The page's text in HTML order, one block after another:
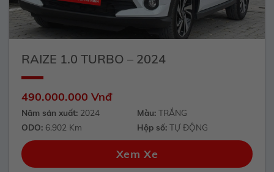
RAIZE 1.0 TURBO – 2024
490.000.000 Vnđ
Năm sản xuất:2024 Màu: TRẮNG
ODO:6.902 Km Hộp số: TỰ ĐỘNG
Xem Xe